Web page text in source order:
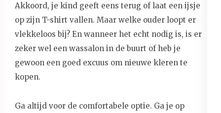
Akkoord, je kind geeft eens terug of laat een ijsje
op zijn T-shirt vallen. Maar welke ouder loopt er
vlekkeloos bij? En wanneer het echt nodig is, is er
zeker wel een wassalon in de buurt of heb je
gewoon een goed excuus om nieuwe kleren te
kopen.
Ga altijd voor de comfortabele optie. Ga je op